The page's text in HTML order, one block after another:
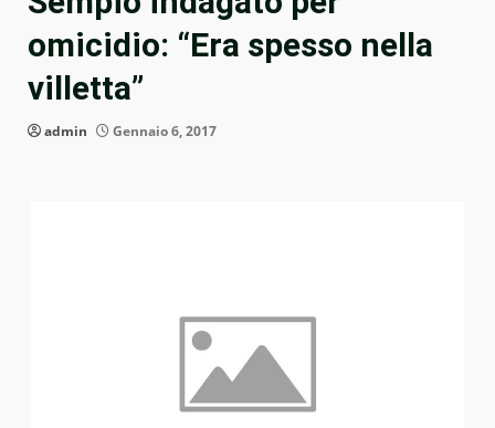
omicidio: “Era spesso nella
villetta”
admin Gennaio 6, 2017